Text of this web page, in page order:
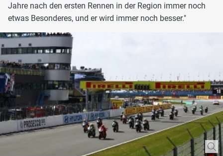
Jahre nach den ersten Rennen in der Region immer noch
etwas Besonderes, und er wird immer noch besser."